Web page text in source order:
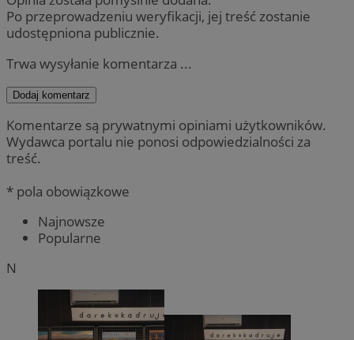
Po przeprowadzeniu weryfikacji, jej treść zostanie
udostępniona publicznie.
Trwa wysyłanie komentarza ...
Dodaj komentarz
Komentarze są prywatnymi opiniami użytkowników.
Wydawca portalu nie ponosi odpowiedzialności za
treść.
* pola obowiązkowe
Najnowsze
Popularne
N